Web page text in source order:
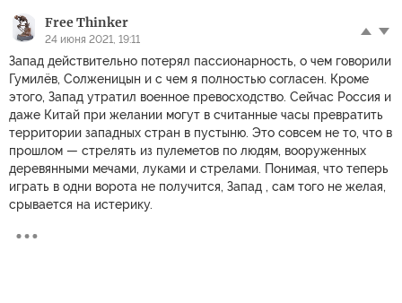
Free Thinker
24 июня 2021, 19:11
Запад действительно потерял пассионарность, о чем говорили
Гумилёв, Солженицын и с чем я полностью согласен. Кроме
этого, Запад утратил военное превосходство. Сейчас Россия и
даже Китай при желании могут в считанные часы превратить
территории западных стран в пустыню. Это совсем не то, что в
прошлом — стрелять из пулеметов по людям, вооруженных
деревянными мечами, луками и стрелами. Понимая, что теперь
играть в одни ворота не получится, Запад , сам того не желая,
срывается на истерику.